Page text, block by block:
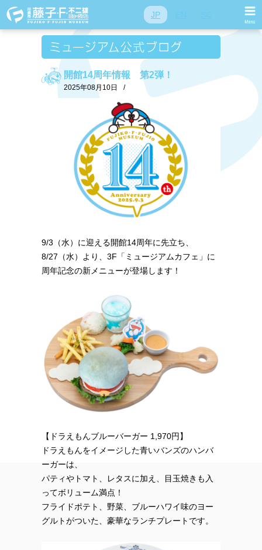
JP
開館14周年情報 第2弾！
2025年08月10日 /
9/3（水）に迎える開館14周年に先立ち、
8/27（水）より、3F「ミュージアムカフェ」に
周年記念の新メニューが登場します！
【ドラえもんブルーバーガー 1,970円】
ドラえもんをイメージした青いバンズのハンバ
ーガーは、
パティやトマト、レタスに加え、目玉焼きも入
ってボリューム満点！
フライドポテト、野菜、ブルーハワイ味のヨー
グルトがついた、豪華なランチプレートです。